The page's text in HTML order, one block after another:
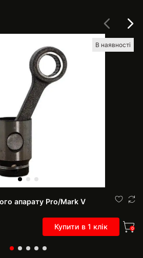
В наявності
апарату Pro/Mark V
Купити в 1 клік 0